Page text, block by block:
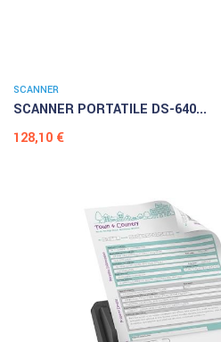
SCANNER
SCANNER PORTATILE DS-640...
Prezzo
128,10 €